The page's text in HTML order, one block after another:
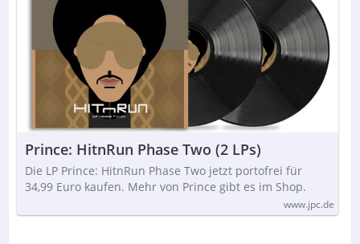
Prince: HitnRun Phase Two (2 LPs)
Die LP Prince: HitnRun Phase Two jetzt portofrei für
34,99 Euro kaufen. Mehr von Prince gibt es im Shop.
www.jpc.de